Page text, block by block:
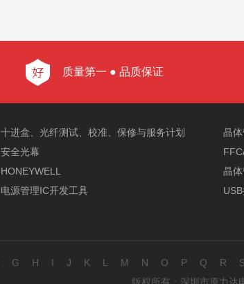
质量第一 ● 品质保证
十进盒、光纤测试、校准、保修与服务计划
安全光幕
HONEYWELL
电源管理IC开发工具
晶
晶体
G H I J K L M N O P Q R